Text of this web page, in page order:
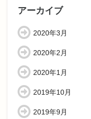
アーカイブ
2020年3月
2020年2月
2020年1月
2019年10月
2019年9月